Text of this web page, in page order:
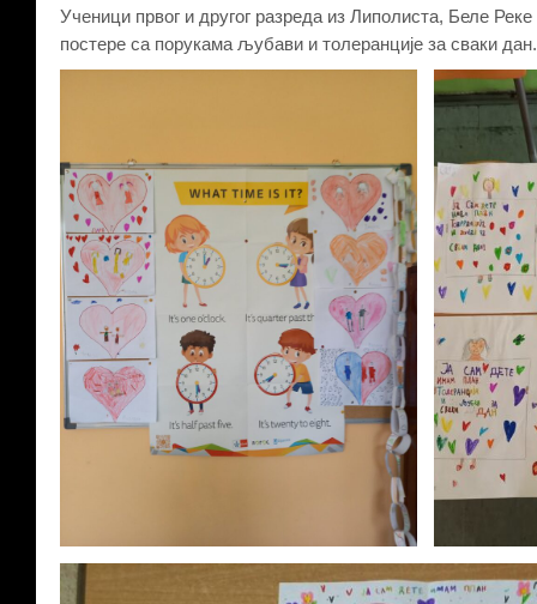
Ученици првог и другог разреда из Липолиста, Беле
постере са порукама љубави и толеранције за сваки дан.